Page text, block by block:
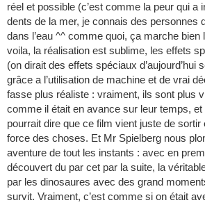
réel et possible (c’est comme la peur qui a
dents de la mer, je connais des personnes
dans l’eau ^^ comme quoi, ça marche bien
voila, la réalisation est sublime, les effets
(on dirait des effets spéciaux d’aujourd’hui
grâce a l’utilisation de machine et de vrai
fasse plus réaliste : vraiment, ils sont plus
comme il était en avance sur leur temps,
pourrait dire que ce film vient juste de sortir
force des choses. Et Mr Spielberg nous
aventure de tout les instants : avec en
découvert du par cet par la suite, la
par les dinosaures avec des grand
survit. Vraiment, c’est comme si on était